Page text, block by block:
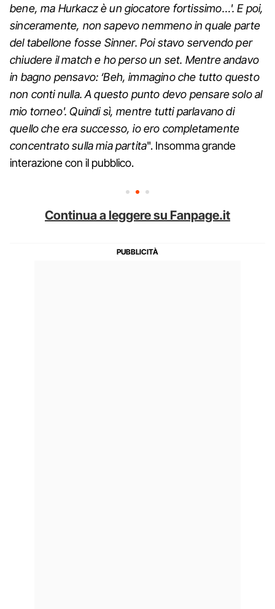
bene, ma Hurkacz è un giocatore fortissimo…'. E poi,
sinceramente, non sapevo nemmeno in quale parte
del tabellone fosse Sinner. Poi stavo servendo per
chiudere il match e ho perso un set. Mentre andavo
in bagno pensavo: ‘Beh, immagino che tutto questo
non conti nulla. A questo punto devo pensare solo al
mio torneo'. Quindi sì, mentre tutti parlavano di
quello che era successo, io ero completamente
concentrato sulla mia partita". Insomma grande
interazione con il pubblico.
Continua a leggere su Fanpage.it